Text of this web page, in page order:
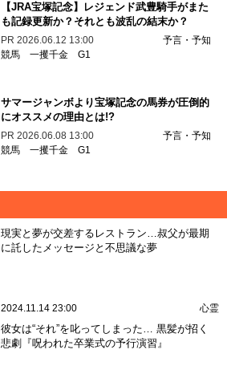
【JRA宝塚記念】レジェンド武豊騎手がまた
も記録更新か？それとも波乱の結末か？
PR 2026.06.12 13:00
予言・予知
競馬 一攫千金 G1
サマージャンボより宝塚記念の馬券が圧倒的
にオススメの理由とは!?
PR 2026.06.08 13:00
予言・予知
競馬 一攫千金 G1
現実と夢が交差するレストラン…叔父が最期
に託したメッセージと不思議な夢
2024.11.14 23:00 心霊
彼女は“それ”を叱ってしまった… 黒髪が招く
悲劇『呪われた卒業式の予行演習』